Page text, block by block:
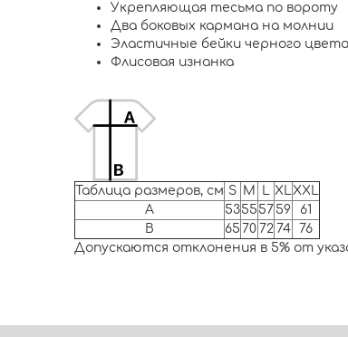
Укрепляющая тесьма по вороту
Два боковых кармана на молнии
Эластичные бейки черного
Флисовая изнанка
Таблица размеров, см S M XL
XXL
A
5355 57 59
61
B
65 70 72 74
76
Допускаются отклонения в 5% от